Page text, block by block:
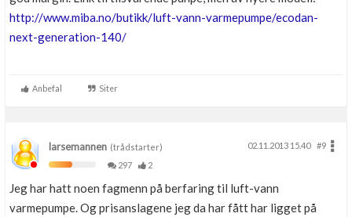
http://www.miba.no/butikk/luft-vann-varmepumpe/ecodan-
next-generation-140/
Anbefal Siter
larsemannen (trådstarter) 02.11.2013 15.40
#9
297
2
Jeg har hatt noen fagmenn på berfaring til luft-vann
varmepumpe. Og prisanslagene jeg da har fått har ligget på